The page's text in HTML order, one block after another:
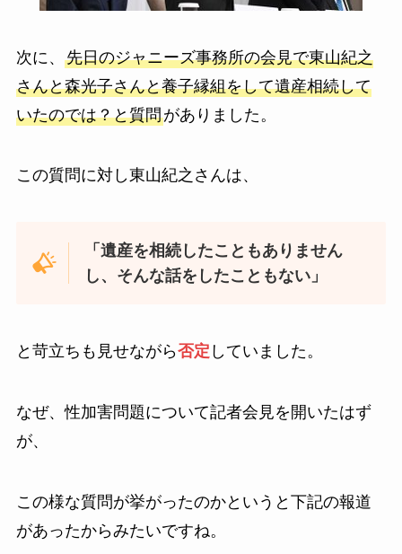
次に、 先日のジャニーズ事務所の会見で東山紀之
さんと森光子さんと養子縁組をして遺産相続して
いたのでは？と質問がありました。
この質問に対し東山紀之さんは、
「遺産を相続したこともありません
し、そんな話をしたこともない」
と苛立ちも見せながら否定 していました。
なぜ、性加害問題について記者会見を開いたはず
が、
この様な質問が挙がったのかというと下記の報道
があったからみたいですね。